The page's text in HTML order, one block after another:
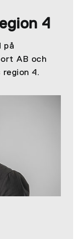
4
på
AB och
region 4.